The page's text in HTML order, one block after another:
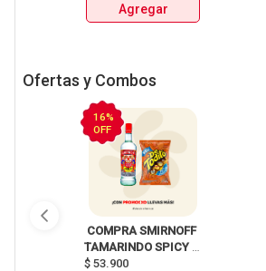
Agregar
Ofertas y Combos
16%
OFF
COMPRA SMIRNOFF
TAMARINDO SPICY
X750ml Y LLEVATE
$ 53.900